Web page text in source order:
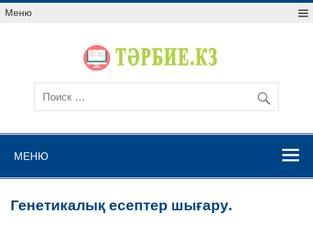
Меню
МЕНЮ
Генетикалық есептер шығару.